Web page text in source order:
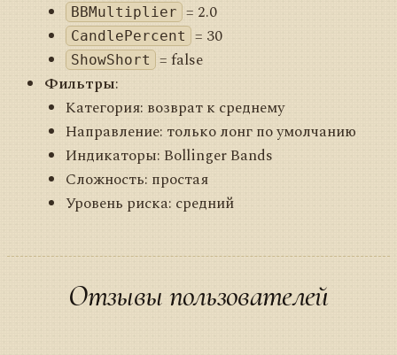
BBMultiplier = 2.0
CandlePercent = 30
ShowShort = false
Фильтры:
Категория: возврат к среднему
Направление: только лонг по умолчанию
Индикаторы: Bollinger Bands
Сложность: простая
Уровень риска: средний
Отзывы пользователей